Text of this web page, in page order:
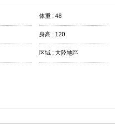
体重 : 48
身高 : 120
区域 : 大陸地區